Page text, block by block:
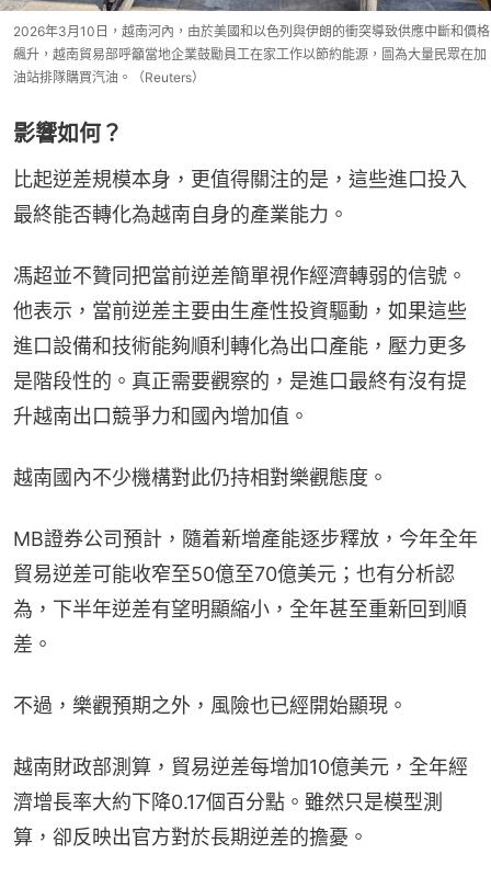
2026年3月10日，越南河內，由於美國和以色列與伊朗的衝突導致供應中斷和價格
飆升，越南貿易部呼籲當地企業鼓勵員工在家工作以節約能源，圖為大量民眾在加
油站排隊購買汽油。（Reuters）
影響如何？
比起逆差規模本身，更值得關注的是，這些進口投入
最終能否轉化為越南自身的產業能力。
馮超並不贊同把當前逆差簡單視作經濟轉弱的信號。
他表示，當前逆差主要由生產性投資驅動，如果這些
進口設備和技術能夠順利轉化為出口產能，壓力更多
是階段性的。真正需要觀察的，是進口最終有沒有提
升越南出口競爭力和國內增加值。
越南國內不少機構對此仍持相對樂觀態度。
MB證券公司預計，隨着新增產能逐步釋放，今年全年
貿易逆差可能收窄至50億至70億美元；也有分析認
為，下半年逆差有望明顯縮小，全年甚至重新回到順
差。
不過，樂觀預期之外，風險也已經開始顯現。
越南財政部測算，貿易逆差每增加10億美元，全年經
濟增長率大約下降0.17個百分點。雖然只是模型測
算，卻反映出官方對於長期逆差的擔憂。